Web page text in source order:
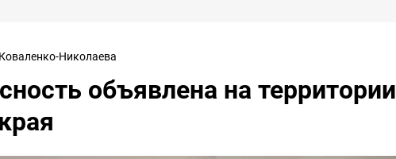
Николаева
объявлена на территории